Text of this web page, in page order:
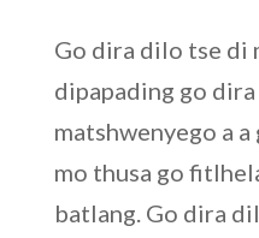
Go dira dilo tse di
dipapading go
matshwenyego a
mo thusa go
batlang. Go dira